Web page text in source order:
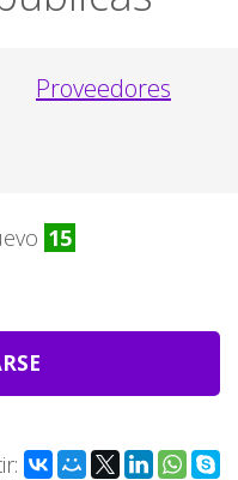
Proveedores
15